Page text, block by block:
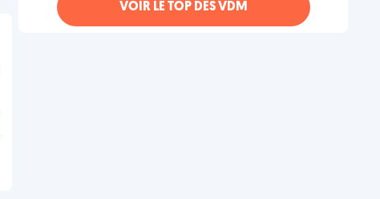
VOIR LE TOP DES VDM